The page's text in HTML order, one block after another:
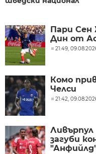
Пари Сен
Дин от
21:49,
Комо
Челси
21:42,
Ливърпул
загуби